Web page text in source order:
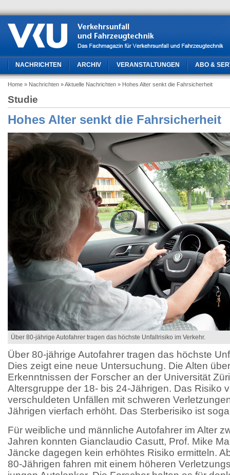
NACHRICHTEN ARCHIV VERANSTALTUNGEN ABO &
Home » Nachrichten » Aktuelle Nachrichten » Hohes Alter senkt die Fahrsicherheit
Studie
Hohes Alter senkt die Fahrsicherheit
Über 80-jährige Autofahrer tragen das höchste Unfallrisiko im Verkehr.
Über 80-jährige Autofahrer tragen das höchste
Dies zeigt eine neue Untersuchung. Die Alten
Erkenntnissen der Forscher an der Universität
Altersgruppe der 18- bis 24-Jährigen. Das Risiko
verschuldeten Unfällen mit schweren
Jährigen vierfach erhöht. Das Sterberisiko ist
Für weibliche und männliche Autofahrer im Alter
Jahren konnten Gianclaudio Casutt, Prof. Mike
Jäncke dagegen kein erhöhtes Risiko ermitteln.
80-Jährigen fahren mit einem höheren